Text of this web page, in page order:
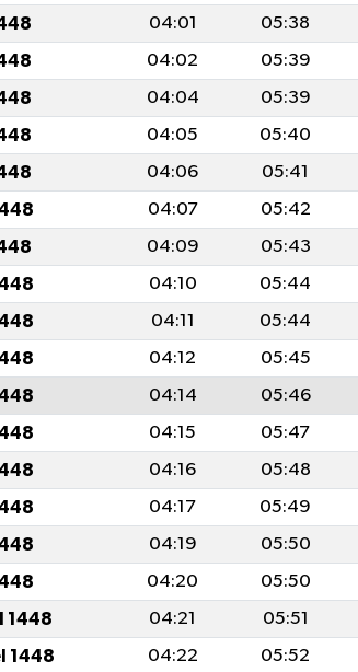
04:01 05:38
04:02 05:39
04:04 05:39
04:05 05:40
04:06 05:41
04:07 05:42
04:09 05:43
04:10 05:44
04:11 05:44
04:12 05:45
04:14 05:46
04:15 05:47
04:16 05:48
04:17 05:49
04:19 05:50
04:20 05:50
1448 04:21 05:51
1448 04:22 05:52